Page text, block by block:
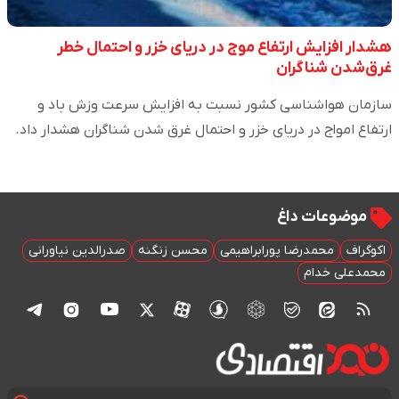
هشدار افزایش ارتفاع موج در دریای خزر و احتمال خطر
غرق‌شدن شناگران
سازمان هواشناسی کشور نسبت به افزایش سرعت وزش باد و
ارتفاع امواج در دریای خزر و احتمال غرق شدن شناگران هشدار داد.
موضوعات داغ
اکوگراف محمدرضا پورابراهیمی محسن زنگنه
صدرالدین نیاورانی
محمدعلی خدام